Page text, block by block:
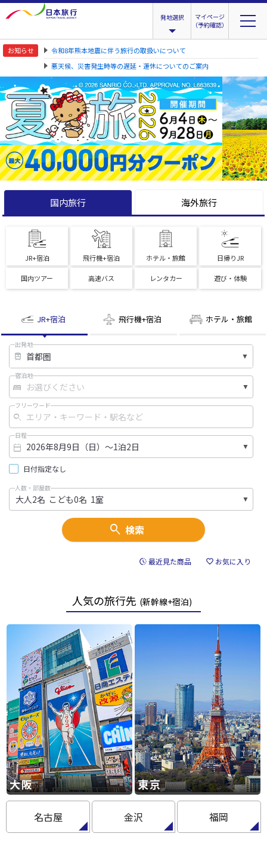
マイページ
（予約確認）
発地選択
お知らせ
令和8年熊本地震に伴う旅行の取扱いについて
悪天候、災害発生時等の遅延・運休についてのご案内
国内旅行 海外旅行
JR+宿泊 飛行機+宿泊 ホテル・旅館 日帰りJR
国内ツアー 高速バス レンタカー 遊び・体験
JR+宿泊 飛行機+宿泊 ホテル・旅館
出発地
宿泊地
フリーワード
日程
日付指定なし
人数・部屋数
検索
最近見た商品 お気に入り
人気の旅行先 (新幹線+宿泊)
大阪 東京
名古屋 金沢 福岡